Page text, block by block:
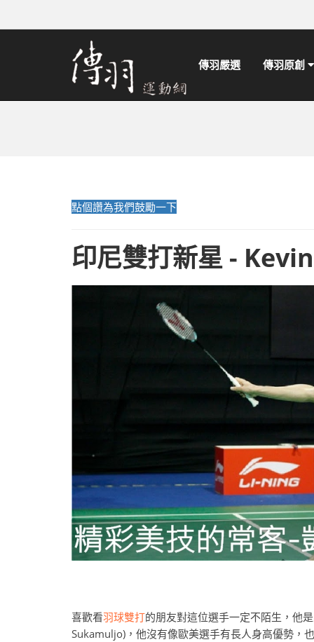
傳羽嚴選 傳羽原創
點個讚為我們鼓勵一下
印尼雙打新星 -
喜歡看羽球雙打的朋友對這位選手一定不陌生，他
Sukamuljo)，他沒有像歐美選手有長人身高優勢，